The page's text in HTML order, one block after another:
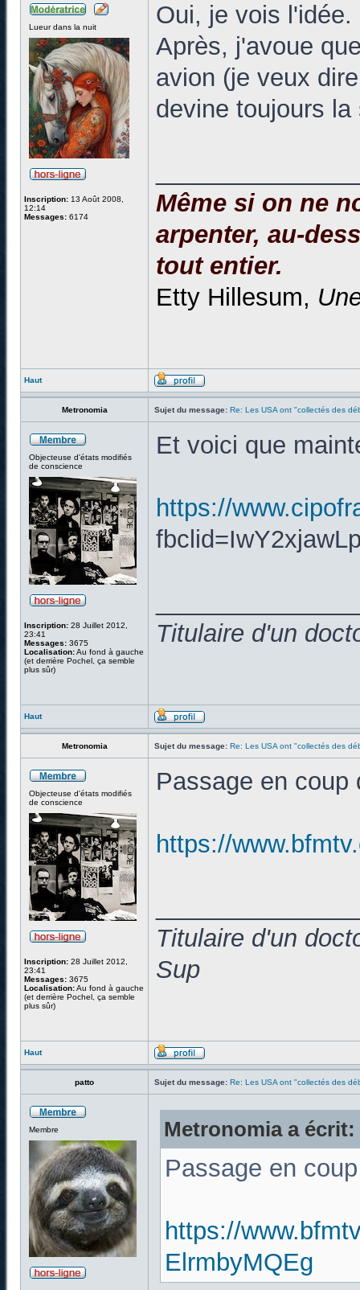
Lueur dans la nuit
Inscription: 13 Août 2008,
12:14
Messages: 6174
Oui, je vois l'idée.
Après, j'avoue
avion (je veux
devine toujours
Même si on ne
arpenter, au-
tout entier.
Etty Hillesum,
Haut
Metronomia Sujet du message: Re: Les USA ont "collectés des
Objecteuse d'états modifiés
de conscience
Inscription: 28 Juillet 2012,
23:41
Messages: 3675
Localisation:Au fond à gauche
(et derrière Pochel, ça semble
plus sûr)
Et voici que
https://
Titulaire d'un
Haut
Metronomia Sujet du message: Re: Les USA ont "collectés des
Objecteuse d'états modifiés
de conscience
Inscription: 28 Juillet 2012,
23:41
Messages: 3675
Localisation:Au fond à gauche
(et derrière Pochel, ça semble
plus sûr)
Passage en coup
https://
Titulaire d'un
Sup
Haut
patto Sujet du message: Re: Les USA ont "collectés des
Membre Metronomia a écrit:
Passage en
https://
ElrmbyMQEg